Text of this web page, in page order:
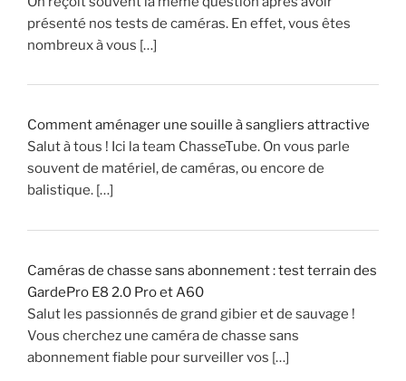
e
c
e
k
e
l
i
e
o
)
»
présenté nos tests de caméras. En effet, vous êtes
nombreux à vous […]
Comment aménager une souille à sangliers attractive
Salut à tous ! Ici la team ChasseTube. On vous parle
souvent de matériel, de caméras, ou encore de
balistique. […]
Caméras de chasse sans abonnement : test terrain des
GardePro E8 2.0 Pro et A60
Salut les passionnés de grand gibier et de sauvage !
Vous cherchez une caméra de chasse sans
abonnement fiable pour surveiller vos […]